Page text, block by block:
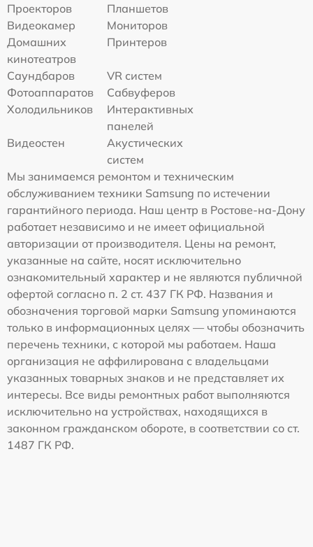
Проекторов
Планшетов
Видеокамер
Мониторов
Домашних
кинотеатров
Принтеров
Саундбаров
VR систем
Фотоаппаратов
Сабвуферов
Холодильников
Интерактивных
панелей
Видеостен
Акустических
систем
Мы занимаемся ремонтом и техническим
обслуживанием техники Samsung по истечении
гарантийного периода. Наш центр в Ростове-на-Дону
работает независимо и не имеет официальной
авторизации от производителя. Цены на ремонт,
указанные на сайте, носят исключительно
ознакомительный характер и не являются публичной
офертой согласно п. 2 ст. 437 ГК РФ. Названия и
обозначения торговой марки Samsung упоминаются
только в информационных целях — чтобы обозначить
перечень техники, с которой мы работаем. Наша
организация не аффилирована с владельцами
указанных товарных знаков и не представляет их
интересы. Все виды ремонтных работ выполняются
исключительно на устройствах, находящихся в
законном гражданском обороте, в соответствии со ст.
1487 ГК РФ.